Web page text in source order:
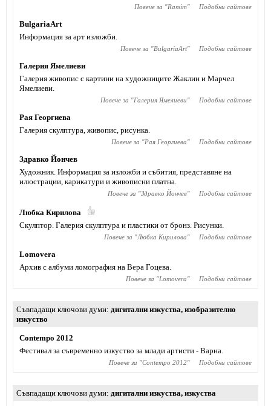
Повече за "Rassim" Подобни сайтове
BulgariaArt
Информация за арт изложби.
Повече за "BulgariaArt" Подобни сайтове
Галерия Ямелиеви
Галерия живопис с картини на художниците Жаклин и Марчел
Ямелиеви.
Повече за "Галерия Ямелиеви" Подобни сайтове
Рая Георгиева
Галерия скулптура, живопис, рисунка.
Повече за "Рая Георгиева" Подобни сайтове
Здравко Йончев
Художник. Информация за изложби и събития, представяне на
илюстрации, карикатури и живописни платна.
Повече за "Здравко Йончев" Подобни сайтове
Любка Кирилова
Скулптор. Галерия скулптура и пластики от бронз. Рисунки.
Повече за "Любка Кирилова" Подобни сайтове
Lomovera
Архив с албуми ломография на Вера Гоцева.
Повече за "Lomovera" Подобни сайтове
Съвпадащи ключови думи дигитални изкуства, изобразително
изкуство
Contempo 2012
Фестивал за съвременно изкуство за млади артисти - Варна.
Повече за "Contempo 2012" Подобни сайтове
Съвпадащи ключови думи дигитални изкуства, изкуства